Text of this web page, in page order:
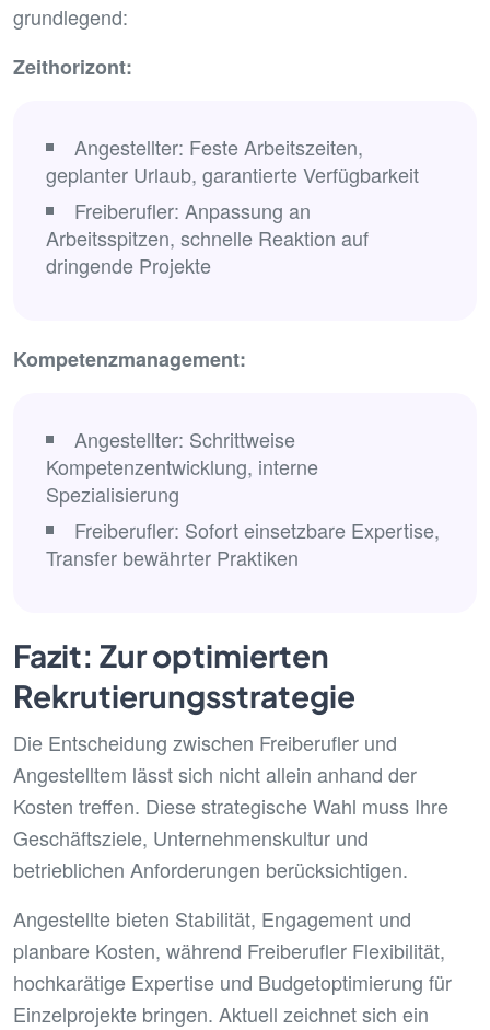
grundlegend:
Zeithorizont:
Angestellter: Feste Arbeitszeiten,
geplanter Urlaub, garantierte Verfügbarkeit
Freiberufler: Anpassung an
Arbeitsspitzen, schnelle Reaktion auf
dringende Projekte
Kompetenzmanagement:
Angestellter: Schrittweise
Kompetenzentwicklung, interne
Spezialisierung
Freiberufler: Sofort einsetzbare Expertise,
Transfer bewährter Praktiken
Fazit: Zur optimierten
Rekrutierungsstrategie
Die Entscheidung zwischen Freiberufler und
Angestelltem lässt sich nicht allein anhand der
Kosten treffen. Diese strategische Wahl muss Ihre
Geschäftsziele, Unternehmenskultur und
betrieblichen Anforderungen berücksichtigen.
Angestellte bieten Stabilität, Engagement und
planbare Kosten, während Freiberufler Flexibilität,
hochkarätige Expertise und Budgetoptimierung für
Einzelprojekte bringen. Aktuell zeichnet sich ein